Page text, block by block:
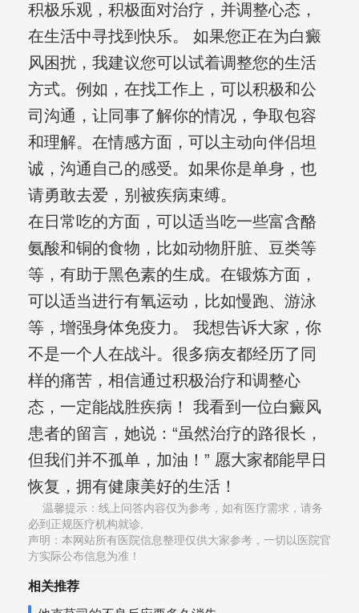
积极乐观，积极面对治疗，并调整心态，
在生活中寻找到快乐。 如果您正在为白癜
风困扰，我建议您可以试着调整您的生活
方式。例如，在找工作上，可以积极和公
司沟通，让同事了解你的情况，争取包容
和理解。在情感方面，可以主动向伴侣坦
诚，沟通自己的感受。如果你是单身，也
请勇敢去爱，别被疾病束缚。
在日常吃的方面，可以适当吃一些富含酪
氨酸和铜的食物，比如动物肝脏、豆类等
等，有助于黑色素的生成。在锻炼方面，
可以适当进行有氧运动，比如慢跑、游泳
等，增强身体免疫力。 我想告诉大家，你
不是一个人在战斗。很多病友都经历了同
样的痛苦，相信通过积极治疗和调整心
态，一定能战胜疾病！ 我看到一位白癜风
患者的留言，她说：“虽然治疗的路很长，
但我们并不孤单，加油！” 愿大家都能早日
恢复，拥有健康美好的生活！
温馨提示：线上问答内容仅为参考，如有医疗需求，请务
必到正规医疗机构就诊,
声明：本网站所有医院信息整理仅供大家参考，一切以医院官
方实际公布信息为准！
相关推荐